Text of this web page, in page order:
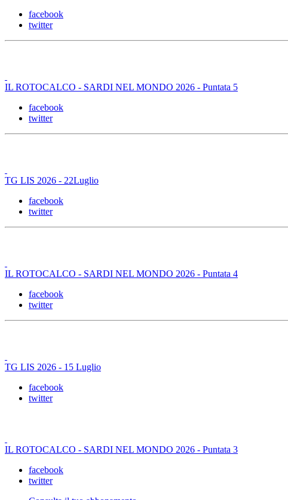
facebook
twitter
IL ROTOCALCO - SARDI NEL MONDO 2026 - Puntata 5
facebook
twitter
TG LIS 2026 - 22Luglio
facebook
twitter
IL ROTOCALCO - SARDI NEL MONDO 2026 - Puntata 4
facebook
twitter
TG LIS 2026 - 15 Luglio
facebook
twitter
IL ROTOCALCO - SARDI NEL MONDO 2026 - Puntata 3
facebook
twitter